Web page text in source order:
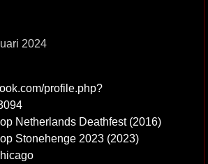
2024
profile.php?
Netherlands Deathfest (2016)
Stonehenge 2023 (2023)